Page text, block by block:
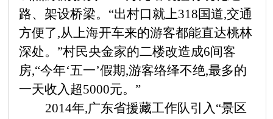
路、架设桥梁。“出村口就上318国道,交通
方便了,从上海开车来的游客都能直达桃林
深处。”村民央金家的二楼改造成6间客
房,“今年‘五一’假期,游客络绎不绝,最多的
一天收入超5000元。”
2014年,广东省援藏工作队引入“景区